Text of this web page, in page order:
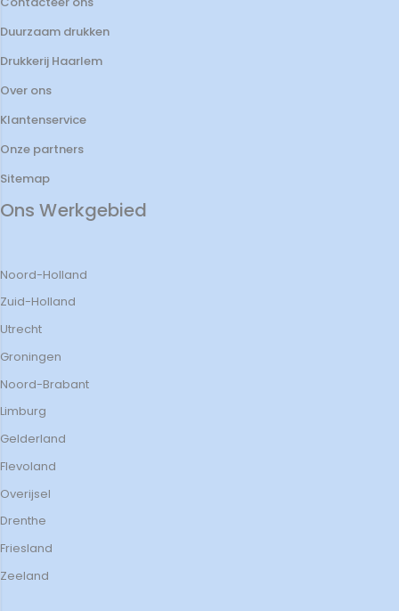
Duurzaam drukken
Drukkerij Haarlem
Over ons
Klantenservice
Onze partners
Sitemap
Ons Werkgebied
Noord-Holland
Zuid-Holland
Utrecht
Groningen
Noord-Brabant
Limburg
Gelderland
Flevoland
Overijsel
Drenthe
Friesland
Zeeland